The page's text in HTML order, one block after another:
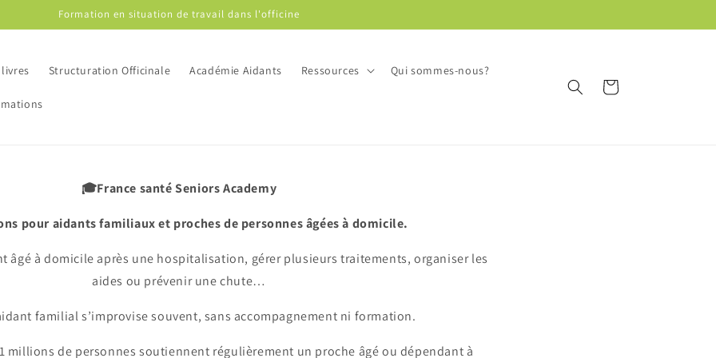
Formation en situation de travail dans l'officine
livres Structuration Officinale Académie Aidants Ressources Qui sommes-nous?
Panier
🎓France santé Seniors Academy
pour aidants familiaux et proches de personnes âgées à domicile.
âgé à domicile après une hospitalisation, gérer plusieurs traitements, organiser les
aides ou prévenir une chute…
familial s’improvise souvent, sans accompagnement ni formation.
millions de personnes soutiennent régulièrement un proche âgé ou dépendant à